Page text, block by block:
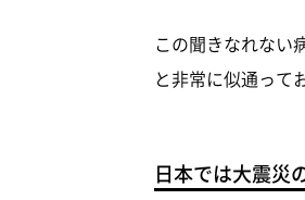
この聞きなれな
と非常に似通って
日本では大震災